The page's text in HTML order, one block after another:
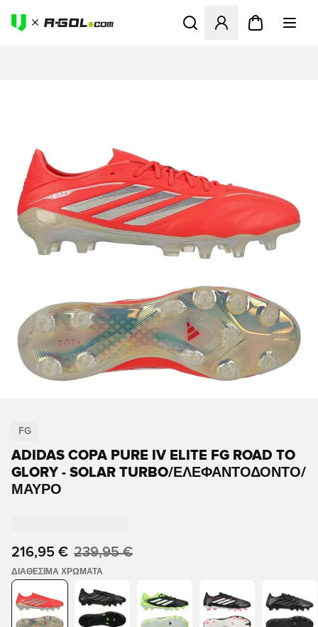
Ανοίγει ένα Modal για να
FG
ADIDAS COPA PURE IV ELITE FG ROAD TO
GLORY - SOLAR TURBO/ΕΛΕΦΑΝΤΌΔΟΝΤΟ/
ΜΑΎΡΟ
216,95 € 239,95 €
ΔΙΑΘΈΣΙΜΑ ΧΡΏΜΑΤΑ